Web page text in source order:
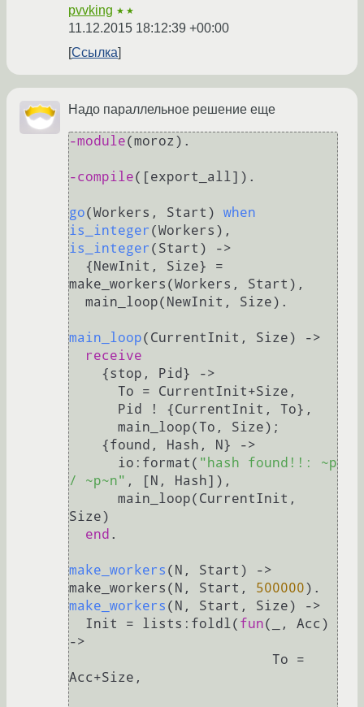
pvvking ★★
11.12.2015 18:12:39 +00:00
Ссылка
Надо параллельное решение еще
-module(moroz) .
-compile([export_all]) .
go(Workers, Start)
when
is_integer (Workers)
is_integer (Start)
->
make_workers(Workers, Start),
main_loop(CurrentInit, Size)
->
receive
      io:format(
"hash found!!: ~p
/ ~p~n" , [N, Hash]),
Size)
end .
make_workers (N, Start)
->
make_workers(N, Start, 500000
make_workers (N, Start, Size)
->
  Init = lists:foldl(
fun(_, Acc)
->
Acc+Size,